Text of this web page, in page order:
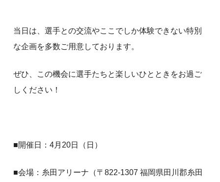
当日は、選手との交流やここでしか体験できない特別
な企画を多数ご用意しております。
ぜひ、この機会に選手たちと楽しいひとときをお過ご
しください！
■開催日：4月20日（日）
■会場：糸田アリーナ（〒822-1307 福岡県田川郡糸田